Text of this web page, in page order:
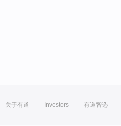
关于有道 Investors 有道智选